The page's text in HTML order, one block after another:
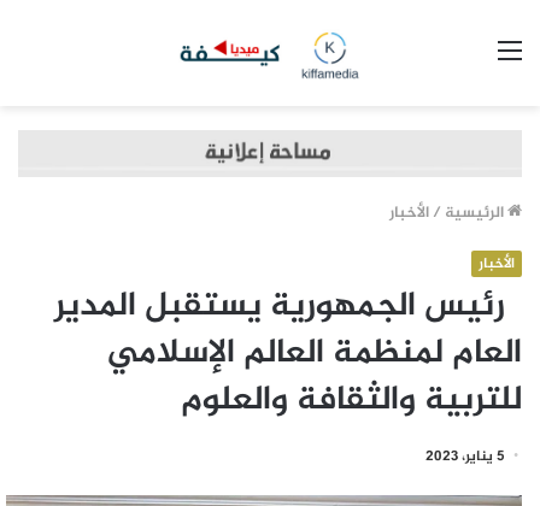
الرئيسية /الأخبار
الأخبار
رئيس الجمهورية يستقبل المدير
العام لمنظمة العالم الإسلامي
للتربية والثقافة والعلوم
5 يناير، 2023